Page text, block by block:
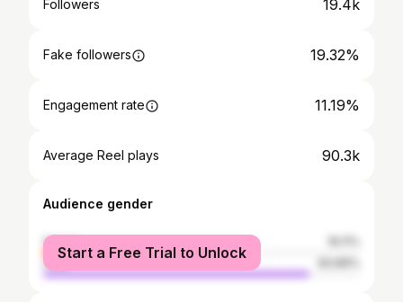
Followers 19.4k
Fake followers 19.32%
Engagement rate 11.19%
Average Reel plays 90.3k
Audience gender
female
male
Start a Free Trial to Unlock